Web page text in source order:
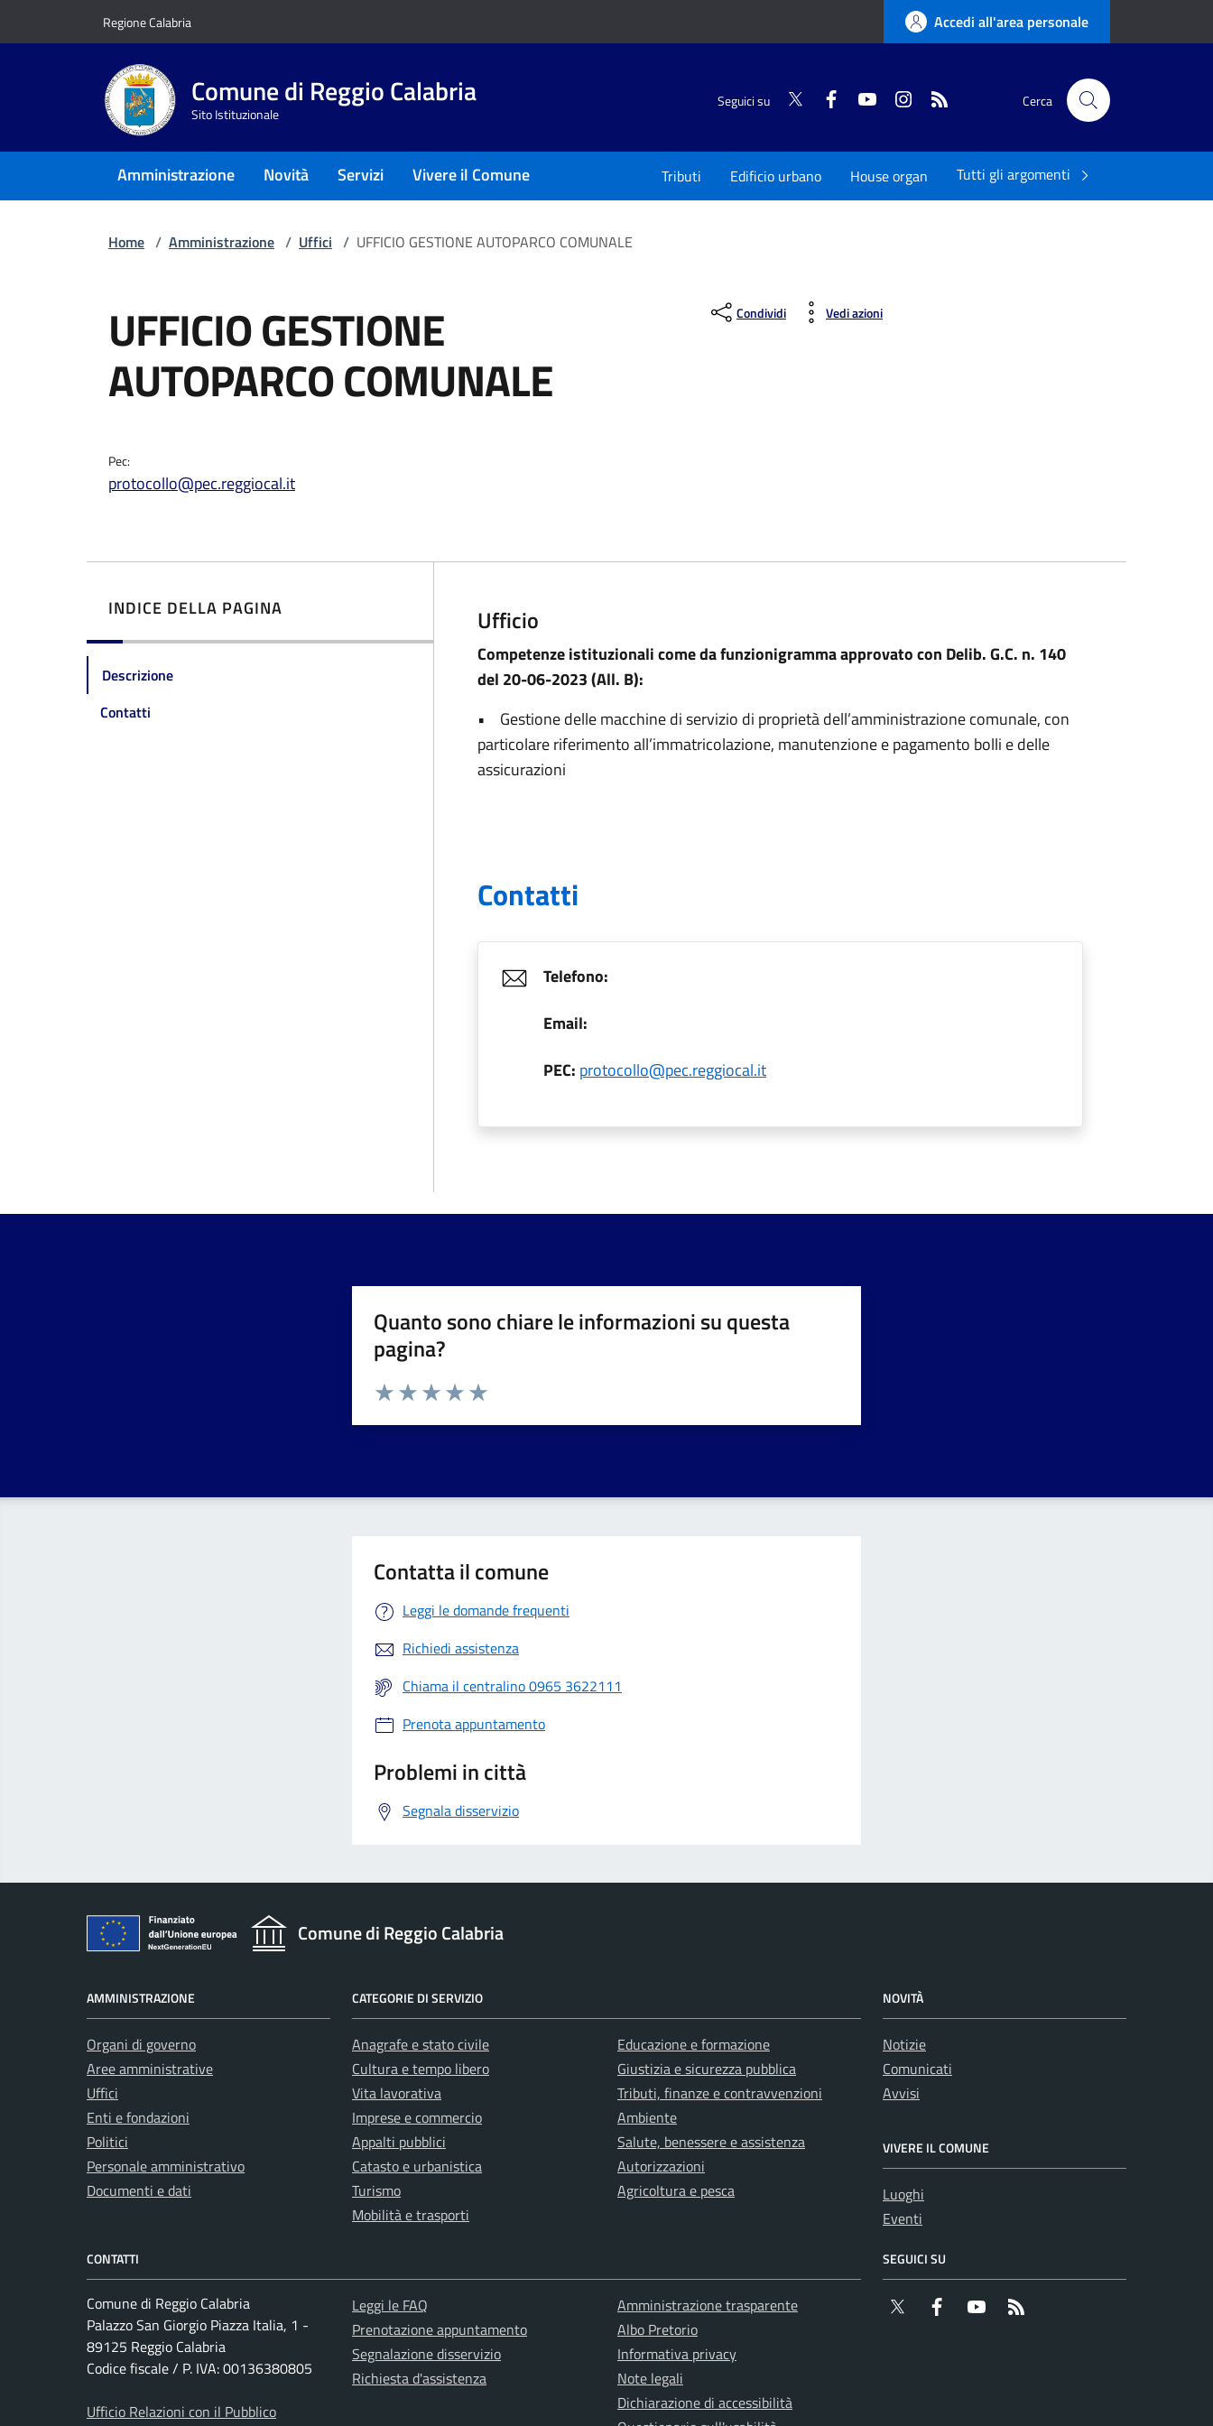
Regione Calabria Accedi all'area personale
Comune di Reggio Calabria
Sito Istituzionale
Seguici su Twitter FacebookYouTubeInstagram Cerca
Amministrazione Novità Servizi Vivere il Comune Tributi Edificio urbano House organ Tutti gli argomenti
Home / Amministrazione / Uffici / UFFICIO GESTIONE AUTOPARCO COMUNALE
UFFICIO GESTIONE
AUTOPARCO COMUNALE
Pec:
protocollo@pec.reggiocal.it
Condividi Vedi azioni
INDICE DELLA PAGINA
Descrizione
Contatti
Ufficio
Competenze istituzionali come da funzionigramma approvato con Delib. G.C. n. 140
del 20-06-2023 (All. B):
• Gestione delle macchine di servizio di proprietà dell’amministrazione comunale, con
particolare riferimento all’immatricolazione, manutenzione e pagamento bolli e delle
assicurazioni
Contatti
Telefono:
Email:
PEC: protocollo@pec.reggiocal.it
Quanto sono chiare le informazioni su questa
pagina?
Valuta da 1 a 5 stelle la pagina
Contatta il comune
Leggi le domande frequenti
Richiedi assistenza
Chiama il centralino 0965 3622111
Prenota appuntamento
Problemi in città
Segnala disservizio
Comune di Reggio Calabria
AMMINISTRAZIONE
Organi di governo
Aree amministrative
Uffici
Enti e fondazioni
Politici
Personale amministrativo
Documenti e dati
CATEGORIE DI SERVIZIO
Anagrafe e stato civile
Cultura e tempo libero
Vita lavorativa
Imprese e commercio
Appalti pubblici
Catasto e urbanistica
Turismo
Mobilità e trasporti
Educazione e formazione
Giustizia e sicurezza pubblica
Tributi, finanze e contravvenzioni
Ambiente
Salute, benessere e assistenza
Autorizzazioni
Agricoltura e pesca
NOVITÀ
Notizie
Comunicati
Avvisi
VIVERE IL COMUNE
Luoghi
Eventi
CONTATTI
Comune di Reggio Calabria
Palazzo San Giorgio Piazza Italia, 1 -
89125 Reggio Calabria
Codice fiscale / P. IVA: 00136380805
Ufficio Relazioni con il Pubblico
Leggi le FAQ
Prenotazione appuntamento
Segnalazione disservizio
Richiesta d'assistenza
Amministrazione trasparente
Albo Pretorio
Informativa privacy
Note legali
Dichiarazione di accessibilità
SEGUICI SU
Twitter Facebook YouTube